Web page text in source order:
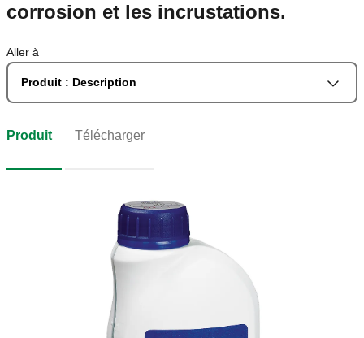
corrosion et les incrustations.
Aller à
Produit : Description
Produit Télécharger